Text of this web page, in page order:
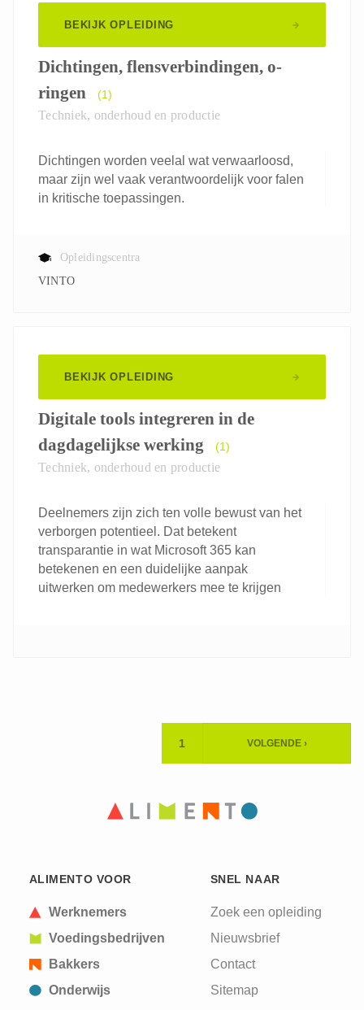
BEKIJK OPLEIDING
Dichtingen, flensverbindingen, o-
ringen
(1)
Techniek, onderhoud en productie
Dichtingen worden veelal wat verwaarloosd,
maar zijn wel vaak verantwoordelijk voor falen
in kritische toepassingen.
Opleidingscentra
VINTO
BEKIJK OPLEIDING
Digitale tools integreren in de
dagdagelijkse werking
(1)
Techniek, onderhoud en productie
Deelnemers zijn zich ten volle bewust van het
verborgen potentieel. Dat betekent
transparantie in wat Microsoft 365 kan
betekenen en een duidelijke aanpak
uitwerken om medewerkers mee te krijgen
HUIDIGE
1 VOLGENDE ›
ALIMENTO VOOR
Werknemers
Voedingsbedrijven
Bakkers
Onderwijs
SNEL NAAR
Zoek een opleiding
Nieuwsbrief
Contact
Sitemap